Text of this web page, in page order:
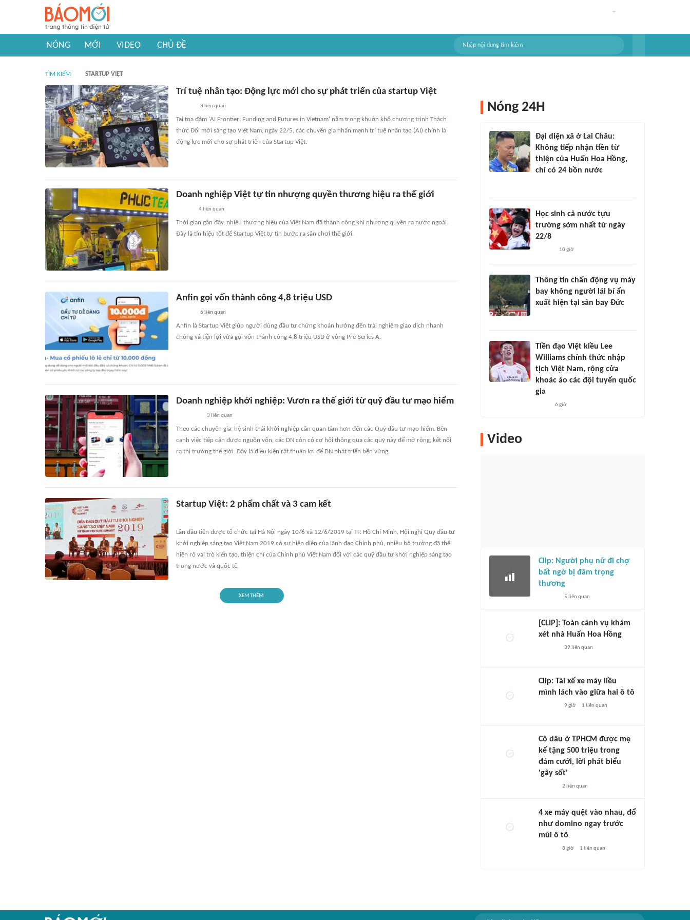
NÓNG MỚI VIDEO CHỦ ĐỀ
TÌM KIẾM STARTUP VIỆT
Trí tuệ nhân tạo: Động lực mới cho sự phát triển của startup Việt
3 liên quan
Tại tọa đàm 'AI Frontier: Funding and Futures in Vietnam' nằm trong khuôn khổ chương trình Thách
thức Đổi mới sáng tạo Việt Nam, ngày 22/5, các chuyên gia nhấn mạnh trí tuệ nhân tạo (AI) chính là
động lực mới cho sự phát triển của Startup Việt.
Doanh nghiệp Việt tự tin nhượng quyền thương hiệu ra thế giới
4 liên quan
Thời gian gần đây, nhiều thương hiệu của Việt Nam đã thành công khi nhượng quyền ra nước ngoài.
Đây là tín hiệu tốt để Startup Việt tự tin bước ra sân chơi thế giới.
Anfin gọi vốn thành công 4,8 triệu USD
6 liên quan
Anfin là Startup Việt giúp người dùng đầu tư chứng khoán hướng đến trải nghiệm giao dịch nhanh
chóng và tiện lợi vừa gọi vốn thành công 4,8 triệu USD ở vòng Pre-Series A.
Doanh nghiệp khởi nghiệp: Vươn ra thế giới từ quỹ đầu tư mạo hiểm
3 liên quan
Theo các chuyên gia, hệ sinh thái khởi nghiệp cần quan tâm hơn đến các Quỹ đầu tư mạo hiểm. Bên
cạnh việc tiếp cận được nguồn vốn, các DN còn có cơ hội thông qua các quỹ này để mở rộng, kết nối
ra thị trường thế giới. Đây là điều kiện rất thuận lợi để DN phát triển bền vững.
Startup Việt: 2 phẩm chất và 3 cam kết
Lần đầu tiên được tổ chức tại Hà Nội ngày 10/6 và 12/6/2019 tại TP. Hồ Chí Minh, Hội nghị Quỹ đầu tư
khởi nghiệp sáng tạo Việt Nam 2019 có sự hiện diện của lãnh đạo Chính phủ, nhiều bộ trưởng đã thể
hiện rõ vai trò kiến tạo, thiện chí của Chính phủ Việt Nam đối với các quỹ đầu tư khởi nghiệp sáng tạo
trong nước và quốc tế.
XEM THÊM
Nóng 24H
Đại diện xã ở Lai Châu:
Không tiếp nhận tiền từ
thiện của Huấn Hoa Hồng,
chỉ có 24 bồn nước
Học sinh cả nước tựu
trường sớm nhất từ ngày
22/8
10 giờ
Thông tin chấn động vụ máy
bay không người lái bí ẩn
xuất hiện tại sân bay Đức
Tiền đạo Việt kiều Lee
Williams chính thức nhập
tịch Việt Nam, rộng cửa
khoác áo các đội tuyển quốc
gia
6 giờ
Video
Clip: Người phụ nữ đi chợ
bất ngờ bị đâm trọng
thương
5 liên quan
[CLIP]: Toàn cảnh vụ khám
xét nhà Huấn Hoa Hồng
39 liên quan
Clip: Tài xế xe máy liều
mình lách vào giữa hai ô tô
9 giờ 1 liên quan
Cô dâu ở TPHCM được mẹ
kế tặng 500 triệu trong
đám cưới, lời phát biểu
'gây sốt'
2 liên quan
4 xe máy quệt vào nhau, đổ
như domino ngay trước
mũi ô tô
8 giờ 1 liên quan